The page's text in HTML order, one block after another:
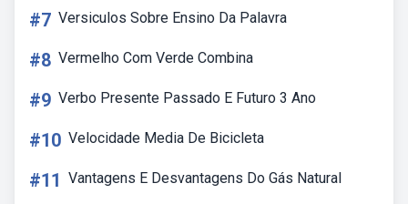
#7 Versiculos Sobre Ensino Da Palavra
#8 Vermelho Com Verde Combina
#9 Verbo Presente Passado E Futuro 3 Ano
#10 Velocidade Media De Bicicleta
#11 Vantagens E Desvantagens Do Gás Natural